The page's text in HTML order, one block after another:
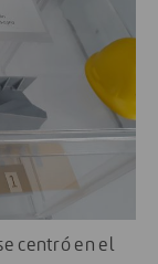
centró en el